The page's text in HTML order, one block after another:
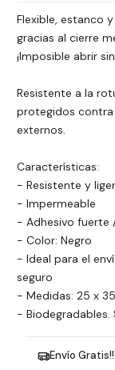
Flexible, estanco
gracias al cierre
¡Imposible abrir
Resistente a la
protegidos
externos.
Características:
- Resistente y
- Impermeable
- Adhesivo fuerte
- Color: Negro
- Ideal para el
seguro
- Medidas: 25 x
- Biodegradables.
Envío Gratis!!